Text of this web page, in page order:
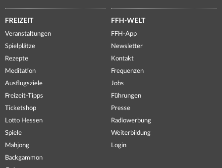
FREIZEIT
Veranstaltungen
Spielplätze
Rezepte
Meditation
Ausflugsziele
Freizeit-Tipps
Ticketshop
Lotto Hessen
Spiele
Mahjong
Backgammon
FFH-WELT
FFH-App
Newsletter
Kontakt
Frequenzen
Jobs
Führungen
Presse
Radiowerbung
Weiterbildung
Login